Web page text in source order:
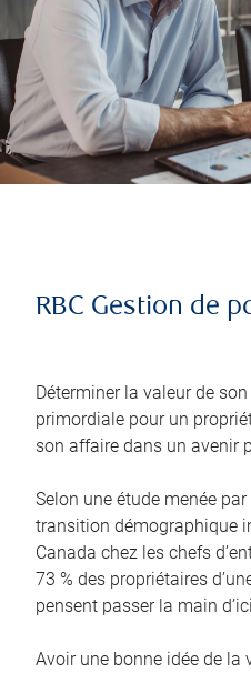
RBC Gestion de
Déterminer la valeur de
primordiale pour un
son affaire dans un avenir
Selon une étude menée
transition démographique
Canada chez les chefs
73 % des propriétaires
pensent passer la main
Avoir une bonne idée de la